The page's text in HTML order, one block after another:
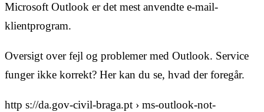
Microsoft Outlook er det mest anvendte e-mail-
klientprogram.
Oversigt over fejl og problemer med Outlook. Service
funger ikke korrekt? Her kan du se, hvad der foregår.
http s://da.gov-civil-braga.pt › ms-outlook-not-